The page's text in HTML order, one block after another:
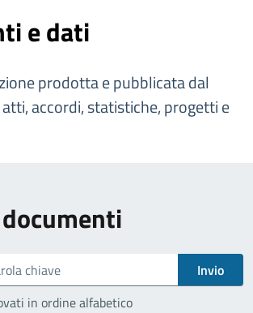
e dati
prodotta e pubblicata dal
accordi, statistiche, progetti e
Invio
in ordine alfabetico